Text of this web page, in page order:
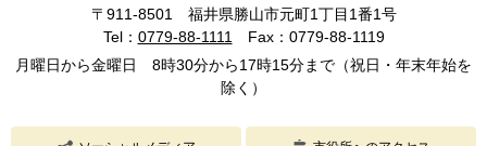
〒911-8501 福井県勝山市元町1丁目1番1号
Tel： 0779-88-1111
Fax：0779-88-1119
月曜日から金曜日 8時30分から17時15分まで（祝日・年末年始を
除く）